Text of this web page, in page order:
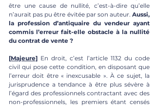
être une cause de nullité, c’est-à-dire qu’elle
n’aurait pas pu être évitée par son auteur. Aussi,
la profession d’antiquaire du vendeur ayant
commis l’erreur fait-elle obstacle à la nullité
du contrat de vente ?
[Majeure] En droit, c’est l’article 1132 du code
civil qui pose cette condition, en disposant que
l’erreur doit être « inexcusable ». À ce sujet, la
jurisprudence a tendance à être plus sévère à
l’égard des professionnels contractant avec des
non-professionnels, les premiers étant censés